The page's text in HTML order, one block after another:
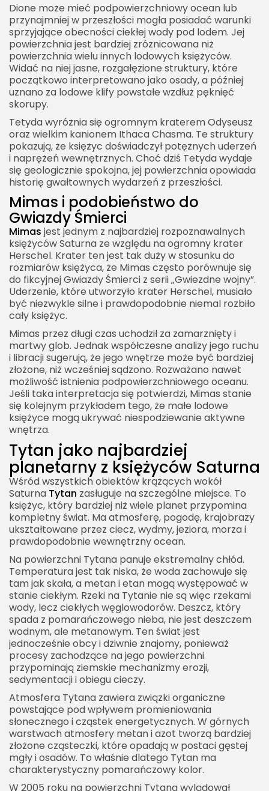
Dione może mieć podpowierzchniowy ocean lub
przynajmniej w przeszłości mogła posiadać warunki
sprzyjające obecności ciekłej wody pod lodem. Jej
powierzchnia jest bardziej zróżnicowana niż
powierzchnia wielu innych lodowych księżyców.
Widać na niej jasne, rozgałęzione struktury, które
początkowo interpretowano jako osady, a później
uznano za lodowe klify powstałe wzdłuż pęknięć
skorupy.
Tetyda wyróżnia się ogromnym kraterem Odyseusz
oraz wielkim kanionem Ithaca Chasma. Te struktury
pokazują, że księżyc doświadczył potężnych uderzeń
i naprężeń wewnętrznych. Choć dziś Tetyda wydaje
się geologicznie spokojna, jej powierzchnia opowiada
historię gwałtownych wydarzeń z przeszłości.
Mimas i podobieństwo do
Gwiazdy Śmierci
Mimas jest jednym z najbardziej rozpoznawalnych
księżyców Saturna ze względu na ogromny krater
Herschel. Krater ten jest tak duży w stosunku do
rozmiarów księżyca, że Mimas często porównuje się
do fikcyjnej Gwiazdy Śmierci z serii „Gwiezdne wojny”.
Uderzenie, które utworzyło krater Herschel, musiało
być niezwykle silne i prawdopodobnie niemal rozbiło
cały księżyc.
Mimas przez długi czas uchodził za zamarznięty i
martwy glob. Jednak współczesne analizy jego ruchu
i libracji sugerują, że jego wnętrze może być bardziej
złożone, niż wcześniej sądzono. Rozważano nawet
możliwość istnienia podpowierzchniowego oceanu.
Jeśli taka interpretacja się potwierdzi, Mimas stanie
się kolejnym przykładem tego, że małe lodowe
księżyce mogą ukrywać niespodziewanie aktywne
wnętrza.
Tytan jako najbardziej
planetarny z księżyców Saturna
Wśród wszystkich obiektów krążących wokół
Saturna Tytan zasługuje na szczególne miejsce. To
księżyc, który bardziej niż wiele planet przypomina
kompletny świat. Ma atmosferę, pogodę, krajobrazy
ukształtowane przez ciecz, wydmy, jeziora, morza i
prawdopodobnie wewnętrzny ocean.
Na powierzchni Tytana panuje ekstremalny chłód.
Temperatura jest tak niska, że woda zachowuje się
tam jak skała, a metan i etan mogą występować w
stanie ciekłym. Rzeki na Tytanie nie są więc rzekami
wody, lecz ciekłych węglowodorów. Deszcz, który
spada z pomarańczowego nieba, nie jest deszczem
wodnym, ale metanowym. Ten świat jest
jednocześnie obcy i dziwnie znajomy, ponieważ
procesy zachodzące na jego powierzchni
przypominają ziemskie mechanizmy erozji,
sedymentacji i obiegu cieczy.
Atmosfera Tytana zawiera związki organiczne
powstające pod wpływem promieniowania
słonecznego i cząstek energetycznych. W górnych
warstwach atmosfery metan i azot tworzą bardziej
złożone cząsteczki, które opadają w postaci gęstej
mgły i osadów. To właśnie dlatego Tytan ma
charakterystyczny pomarańczowy kolor.
W 2005 roku na powierzchni Tytana wylądował